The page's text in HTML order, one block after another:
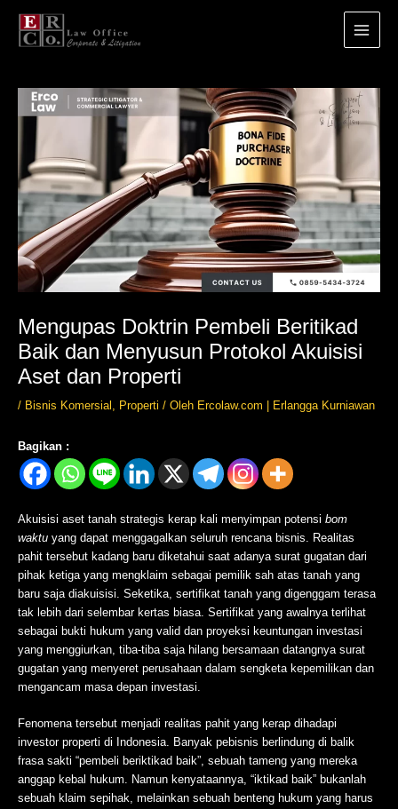
konten
Main
Menu
Mengupas Doktrin Pembeli Beritikad
Baik dan Menyusun Protokol Akuisisi
Aset dan Properti
/ Bisnis Komersial , Properti / Oleh Ercolaw.com | Erlangga Kurniawan
Bagikan :
Akuisisi aset tanah strategis kerap kali menyimpan potensi bom
waktu yang dapat menggagalkan seluruh rencana bisnis. Realitas
pahit tersebut kadang baru diketahui saat adanya surat gugatan dari
pihak ketiga yang mengklaim sebagai pemilik sah atas tanah yang
baru saja diakuisisi. Seketika, sertifikat tanah yang digenggam terasa
tak lebih dari selembar kertas biasa. Sertifikat yang awalnya terlihat
sebagai bukti hukum yang valid dan proyeksi keuntungan investasi
yang menggiurkan, tiba-tiba saja hilang bersamaan datangnya surat
gugatan yang menyeret perusahaan dalam sengketa kepemilikan dan
mengancam masa depan investasi.
Fenomena tersebut menjadi realitas pahit yang kerap dihadapi
investor properti di Indonesia. Banyak pebisnis berlindung di balik
frasa sakti “pembeli beriktikad baik”, sebuah tameng yang mereka
anggap kebal hukum. Namun kenyataannya, “iktikad baik” bukanlah
sebuah klaim sepihak, melainkan sebuah benteng hukum yang harus